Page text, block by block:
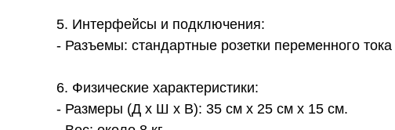
5. Интерфейсы и подключения:
- Разъемы: стандартные розетки переменного
6. Физические характеристики:
- Размеры (Д x Ш x В): 35 см x 25 см x 15 см.